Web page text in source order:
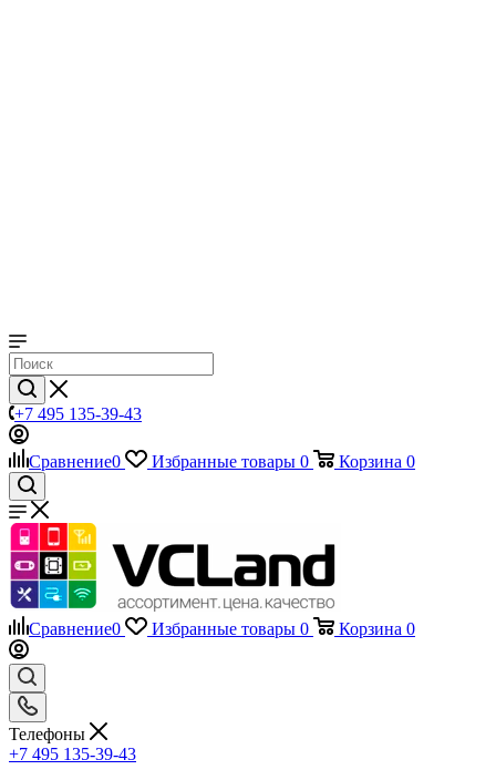
+7 495 135-39-43
Сравнение0 Избранные товары 0 Корзина 0
Сравнение0 Избранные товары 0 Корзина 0
Телефоны
+7 495 135-39-43